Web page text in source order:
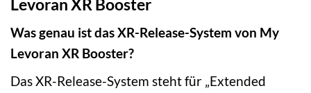
Levoran XR Booster
Was genau ist das XR-Release-System von My
Levoran XR Booster?
Das XR-Release-System steht für „Extended